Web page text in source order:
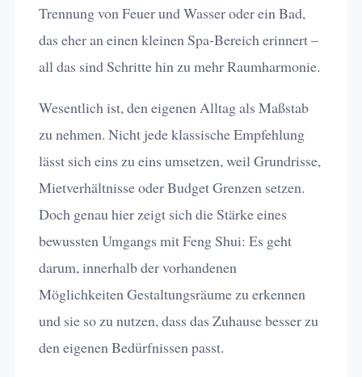
Trennung von Feuer und Wasser oder ein Bad,
das eher an einen kleinen Spa-Bereich erinnert –
all das sind Schritte hin zu mehr Raumharmonie.
Wesentlich ist, den eigenen Alltag als Maßstab
zu nehmen. Nicht jede klassische Empfehlung
lässt sich eins zu eins umsetzen, weil Grundrisse,
Mietverhältnisse oder Budget Grenzen setzen.
Doch genau hier zeigt sich die Stärke eines
bewussten Umgangs mit Feng Shui: Es geht
darum, innerhalb der vorhandenen
Möglichkeiten Gestaltungsräume zu erkennen
und sie so zu nutzen, dass das Zuhause besser zu
den eigenen Bedürfnissen passt.